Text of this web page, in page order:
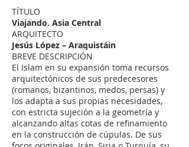
TÍTULO
Viajando. Asia Central
ARQUITECTO
Jesús López – Araquistáin
BREVE DESCRIPCIÓN
El Islam en su expansión toma recursos
arquitectónicos de sus predecesores
(romanos, bizantinos, medos, persas) y
los adapta a sus propias necesidades,
con estricta sujeción a la geometría y
alcanzando altas cotas de refinamiento
en la construcción de cúpulas. De sus